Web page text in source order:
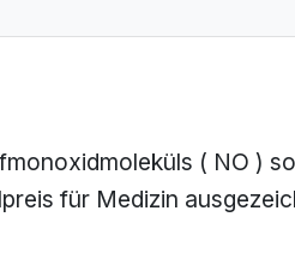
( NO ) so
für Medizin